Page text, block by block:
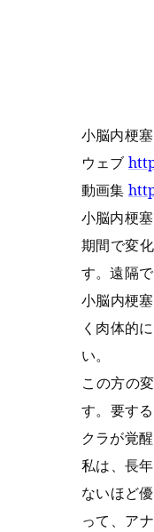
小脳内梗
ウェブ
動画集
小脳内梗
期間で変
す。遠隔
小脳内梗
く肉体的
い。
この方の
す。要す
クラが覚
私は、長
ないほど
って、ア